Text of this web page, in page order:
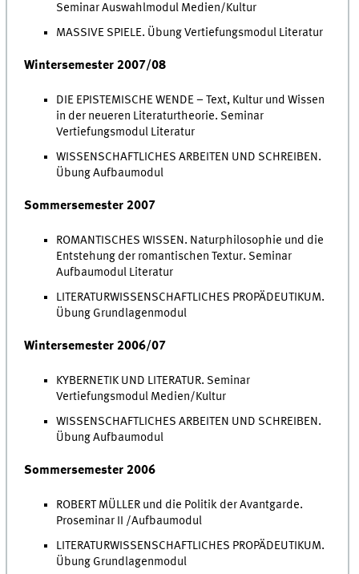
Seminar Auswahlmodul Medien/Kultur
MASSIVE SPIELE. Übung Vertiefungsmodul Literatur
Wintersemester 2007/08
DIE EPISTEMISCHE WENDE – Text, Kultur und Wissen
in der neueren Literaturtheorie. Seminar
Vertiefungsmodul Literatur
WISSENSCHAFTLICHES ARBEITEN UND SCHREIBEN.
Übung Aufbaumodul
Sommersemester 2007
ROMANTISCHES WISSEN. Naturphilosophie und die
Entstehung der romantischen Textur. Seminar
Aufbaumodul Literatur
LITERATURWISSENSCHAFTLICHES PROPÄDEUTIKUM.
Übung Grundlagenmodul
Wintersemester 2006/07
KYBERNETIK UND LITERATUR. Seminar
Vertiefungsmodul Medien/Kultur
WISSENSCHAFTLICHES ARBEITEN UND SCHREIBEN.
Übung Aufbaumodul
Sommersemester 2006
ROBERT MÜLLER und die Politik der Avantgarde.
Proseminar II /Aufbaumodul
LITERATURWISSENSCHAFTLICHES PROPÄDEUTIKUM.
Übung Grundlagenmodul